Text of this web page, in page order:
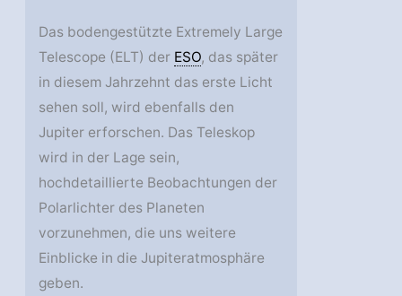
Das bodengestützte Extremely Large
Telescope (ELT) der ESO, das später
in diesem Jahrzehnt das erste Licht
sehen soll, wird ebenfalls den
Jupiter erforschen. Das Teleskop
wird in der Lage sein,
hochdetaillierte Beobachtungen der
Polarlichter des Planeten
vorzunehmen, die uns weitere
Einblicke in die Jupiteratmosphäre
geben.